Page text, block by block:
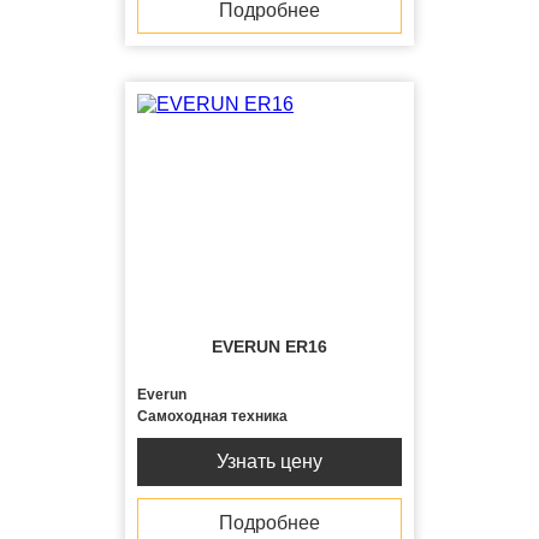
Подробнее
EVERUN ER16
Everun
Самоходная техника
Узнать цену
Подробнее